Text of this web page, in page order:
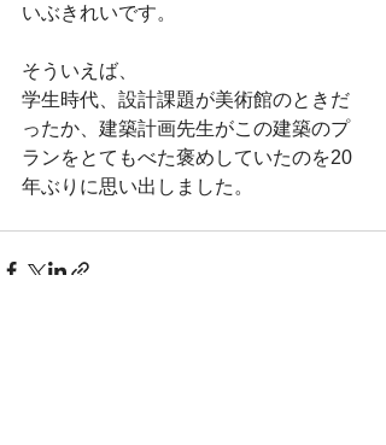
いぶきれいです。
そういえば、
学生時代、設計課題が美術館のときだ
ったか、建築計画先生がこの建築のプ
ランをとてもべた褒めしていたのを20
年ぶりに思い出しました。